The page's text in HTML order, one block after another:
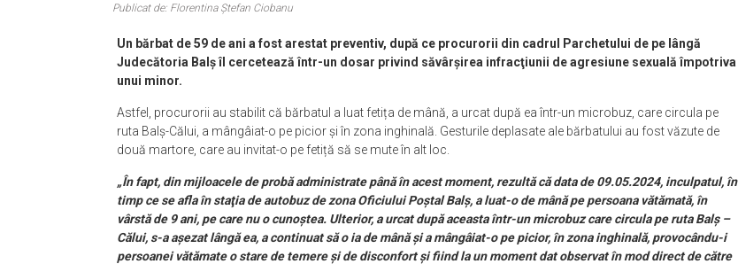
Publicat de: Florentina Ștefan Ciobanu
Un bărbat de 59 de ani a fost arestat preventiv, după ce procurorii din cadrul Parchetului de pe lângă
Judecătoria Balș îl cercetează într-un dosar privind săvârşirea infracţiunii de agresiune sexuală împotriva
unui minor.
Astfel, procurorii au stabilit că bărbatul a luat fetița de mână, a urcat după ea într-un microbuz, care circula pe
ruta Balș-Călui, a mângâiat-o pe picior și în zona inghinală. Gesturile deplasate ale bărbatului au fost văzute de
două martore, care au invitat-o pe fetiță să se mute în alt loc.
„În fapt, din mijloacele de probă administrate până în acest moment, rezultă că data de 09.05.2024, inculpatul, în
timp ce se afla în staţia de autobuz de zona Oficiului Poştal Balş, a luat-o de mână pe persoana vătămată, în
vârstă de 9 ani, pe care nu o cunoştea. Ulterior, a urcat după aceasta într-un microbuz care circula pe ruta Balş –
Călui, s-a aşezat lângă ea, a continuat să o ia de mână şi a mângâiat-o pe picior, în zona inghinală, provocându-i
persoanei vătămate o stare de temere şi de disconfort şi fiind la un moment dat observat în mod direct de către